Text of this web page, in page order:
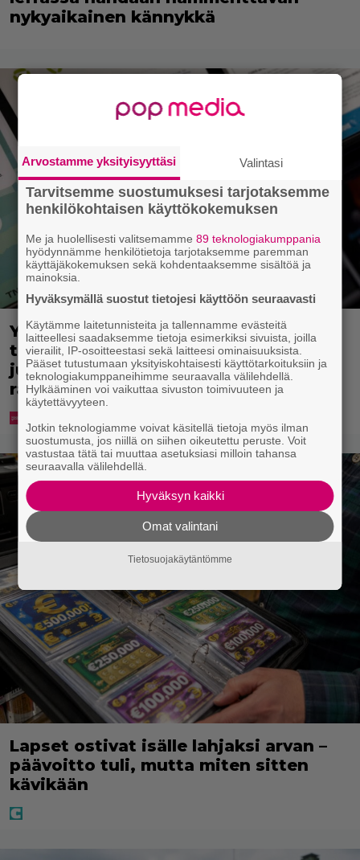
nykyaikainen kännykkä
Yle: Uuden lain myötä työnhakijan
täytyy kertoa osaamisestaan
julkisesti netissä – yrittäjät toivovat
rangaistusta laiminlyönnistä
Lapset ostivat isälle lahjaksi arvan –
päävoitto tuli, mutta miten sitten
kävikään
Arvostamme yksityisyyttäsi Valintasi
Tarvitsemme suostumuksesi tarjotaksemme
henkilökohtaisen käyttökokemuksen
Me ja huolellisesti valitsemamme89 teknologiakumppania
hyödynnämme henkilötietoja tarjotaksemme paremman
käyttäjäkokemuksen sekä kohdentaaksemme sisältöä ja
mainoksia.
Hyväksymällä suostut tietojesi käyttöön seuraavasti
Käytämme laitetunnisteita ja tallennamme evästeitä
laitteellesi saadaksemme tietoja esimerkiksi sivuista, joilla
vierailit, IP-osoitteestasi sekä laitteesi ominaisuuksista.
Pääset tutustumaan yksityiskohtaisesti käyttötarkoituksiin ja
teknologiakumppaneihimme seuraavalla välilehdellä.
Hylkääminen voi vaikuttaa sivuston toimivuuteen ja
käytettävyyteen.
Jotkin teknologiamme voivat käsitellä tietoja myös ilman
suostumusta, jos niillä on siihen oikeutettu peruste. Voit
vastustaa tätä tai muuttaa asetuksiasi milloin tahansa
seuraavalla välilehdellä.
Hyväksyn kaikki
Omat valintani
Tietosuojakäytäntömme